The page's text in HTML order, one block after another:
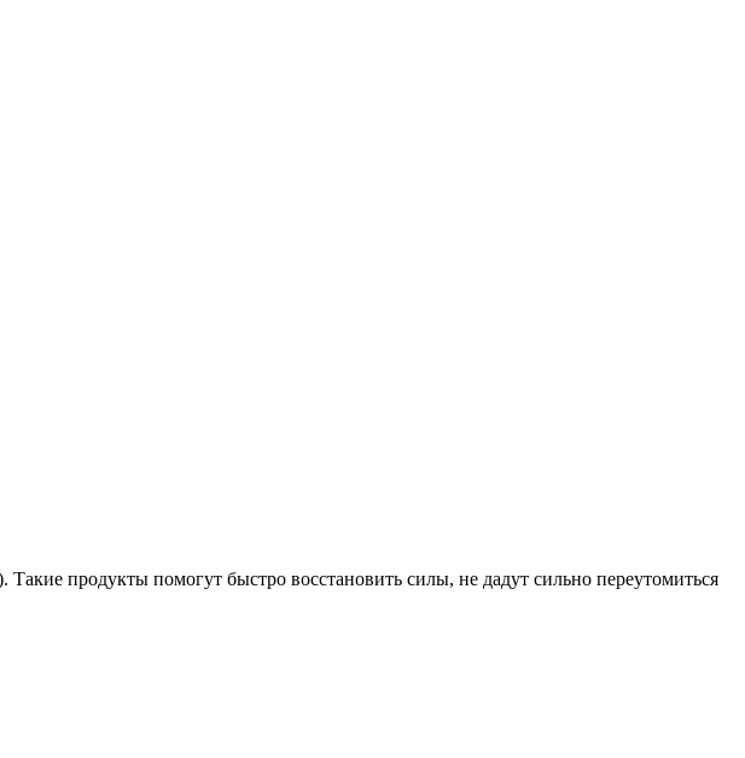
продукты помогут быстро восстановить силы, не дадут сильно переутомиться